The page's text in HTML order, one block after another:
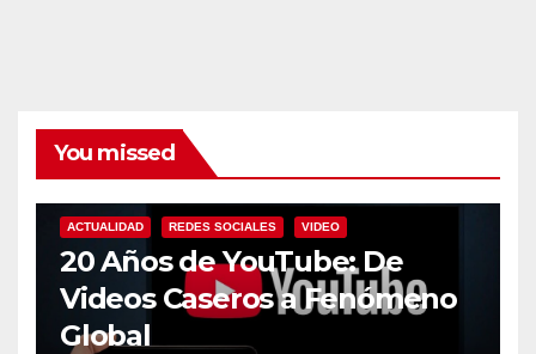
You missed
ACTUALIDAD REDES SOCIALES VIDEO
20 Años de YouTube: De
Videos Caseros a Fenómeno
Global